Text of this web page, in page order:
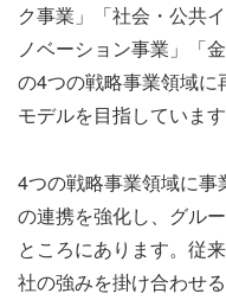
ク事業」「社会・公共
ノベーション事業」「
の4つの戦略事業領域
モデルを目指しています
4つの戦略事業領域に
の連携を強化し、グル
ところにあります。従
社の強みを掛け合わせ